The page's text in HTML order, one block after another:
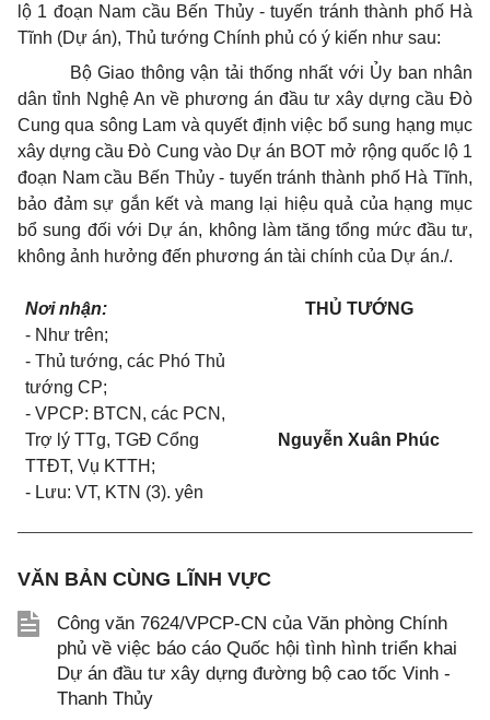
lộ 1 đoạn Nam cầu Bến Thủy - tuyến tránh thành phố Hà
Tĩnh (Dự án), Thủ tướng Chính phủ có ý kiến như sau:
Bộ Giao thông vận tải thống nhất với Ủy ban nhân
dân tỉnh Nghệ An về phương án đầu tư xây dựng cầu Đò
Cung qua sông Lam và quyết định việc bổ sung hạng mục
xây dựng cầu Đò Cung vào Dự án BOT mở rộng quốc lộ 1
đoạn Nam cầu Bến Thủy - tuyến tránh thành phố Hà Tĩnh,
bảo đảm sự gắn kết và mang lại hiệu quả của hạng mục
bổ sung đối với Dự án, không làm tăng tổng mức đầu tư,
không ảnh hưởng đến phương án tài chính của Dự án./.
Nơi nhận:
- Như trên;
- Thủ tướng, các Phó Thủ
tướng CP;
- VPCP: BTCN, các PCN,
Trợ lý TTg, TGĐ Cổng
TTĐT, Vụ KTTH;
- Lưu: VT, KTN (3). yên
THỦ TƯỚNG
Nguyễn Xuân Phúc
VĂN BẢN CÙNG LĨNH VỰC
Công văn 7624/VPCP-CN của Văn phòng Chính
phủ về việc báo cáo Quốc hội tình hình triển khai
Dự án đầu tư xây dựng đường bộ cao tốc Vinh -
Thanh Thủy